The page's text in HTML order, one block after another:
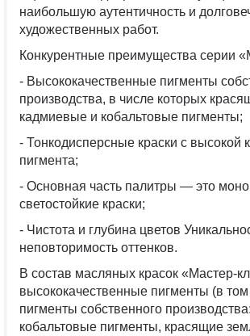
наибольшую аутентичность и
художественных работ.
Конкурентные преимущества серии
- Высококачественные пигменты
производства, в числе которых
кадмиевые и кобальтовые пигменты;
- Тонкодисперсные краски с высокой
пигмента;
- Основная часть палитры — это
светостойкие краски;
- Чистота и глубина цветов
неповторимость оттенков.
В состав масляных красок «Мастер-
высококачественные пигменты (в
пигменты собственного
кобальтовые пигменты, красящие